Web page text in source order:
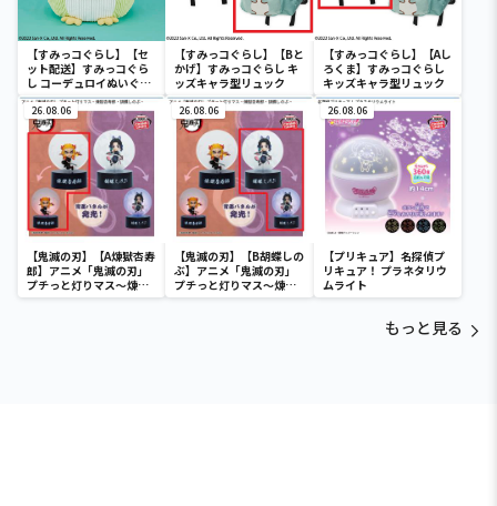
【すみっコぐらし】【セ
ット配送】すみっコぐら
し コーデュロイぬいぐる
みXL プレミアム ぺんぎ
ん？
【すみっコぐらし】【Bと
かげ】すみっコぐらし キ
ッズキャラ型リュック
【すみっコぐらし】【Aし
ろくま】すみっコぐらし
キッズキャラ型リュック
26.08.06
【鬼滅の刃】【A煉獄杏寿
郎】アニメ「鬼滅の刃」
プチっと灯りマス～煉獄
杏寿郎・胡蝶しのぶ～
26.08.06
【鬼滅の刃】【B胡蝶しの
ぶ】アニメ「鬼滅の刃」
プチっと灯りマス～煉獄
杏寿郎・胡蝶しのぶ～
26.08.06
【プリキュア】名探偵プ
リキュア！ プラネタリウ
ムライト
もっと見る